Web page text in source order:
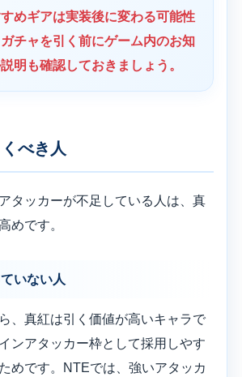
めギアは実装後に変わる可能性
チャを引く前にゲーム内のお知
明も確認しておきましょう。
べき人
タッカーが不足している人は、真
めです。
いない人
、真紅は引く価値が高いキャラで
ンアタッカー枠として採用しやす
めです。NTEでは、強いアタッカ